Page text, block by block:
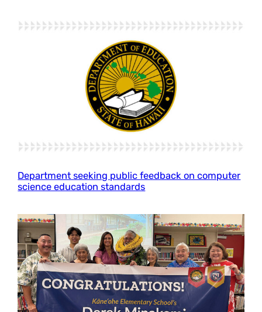
Department seeking public feedback on computer
science education standards